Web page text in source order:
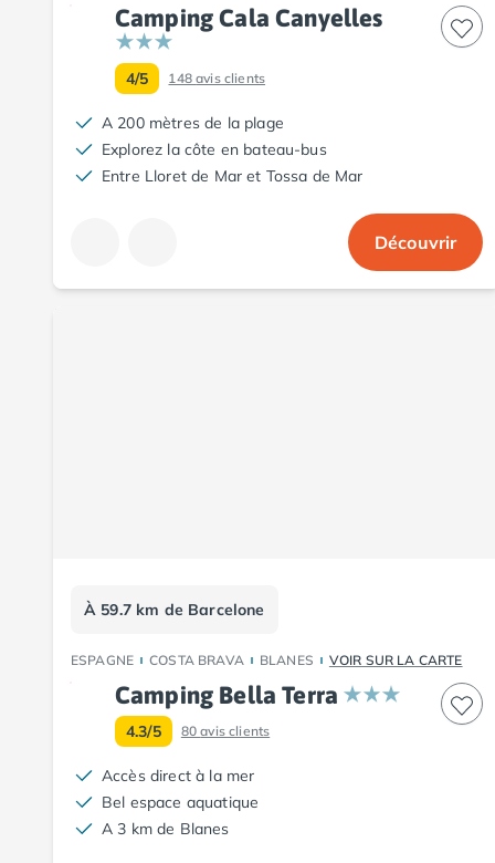
Camping Perpignan
Camping Saint-Cyprien
Camping Limousin
Camping Corrèze
Camping Lorraine
Camping Vosges
Camping Midi-Pyrénées
Camping Loire-Atlantique
Camping La Baule-Escoublac
Camping La Turballe
Camping Nantes
Camping Pornic
Camping Pornichet
Camping Saint Nazaire
Camping Maine-et-Loire
Camping Cala Canyelles
4/5 148avis clients
A 200 mètres de la plage
Explorez la côte en bateau-bus
Entre Lloret de Mar et Tossa de Mar
Découvrir
À 59.7 km de Barcelone
ESPAGNE COSTA BRAVA BLANES VOIR SUR LA CARTE
Camping Bella Terra
4.3/5 80avis clients
Accès direct à la mer
Bel espace aquatique
A 3 km de Blanes